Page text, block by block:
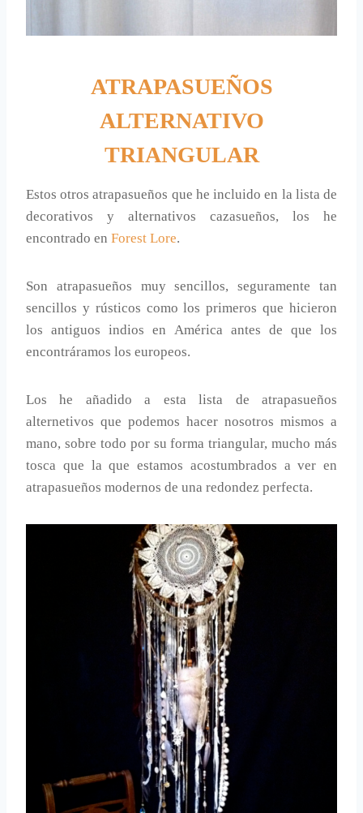
ATRAPASUEÑOS
ALTERNATIVO
TRIANGULAR
Estos otros atrapasueños que he incluido en la lista de
decorativos y alternativos cazasueños, los he
encontrado en Forest Lore.
Son atrapasueños muy sencillos, seguramente tan
sencillos y rústicos como los primeros que hicieron
los antiguos indios en América antes de que los
encontráramos los europeos.
Los he añadido a esta lista de atrapasueños
alternetivos que podemos hacer nosotros mismos a
mano, sobre todo por su forma triangular, mucho más
tosca que la que estamos acostumbrados a ver en
atrapasueños modernos de una redondez perfecta.